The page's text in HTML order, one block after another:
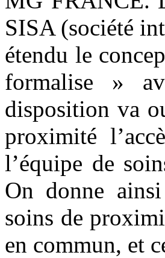
SISA (société
étendu le
formalise »
disposition va
proximité
l’équipe de
On donne
soins de
en commun, et